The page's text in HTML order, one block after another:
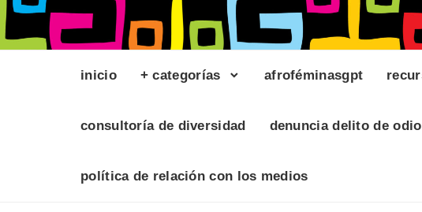
inicio + categorías afroféminasgpt
consultoría de diversidad denuncia delito de odio
política de relación con los medios